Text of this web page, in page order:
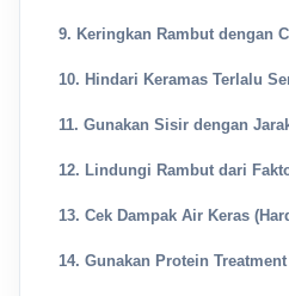
9. Keringkan Rambut dengan
10. Hindari Keramas Terlalu
11. Gunakan Sisir dengan
12. Lindungi Rambut dari
13. Cek Dampak Air Keras
14. Gunakan Protein Treatment